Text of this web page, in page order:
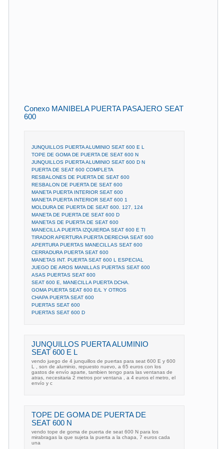
Conexo MANIBELA PUERTA PASAJERO SEAT
600
JUNQUILLOS PUERTA ALUMINIO SEAT 600 E L
TOPE DE GOMA DE PUERTA DE SEAT 600 N
JUNQUILLOS PUERTA ALUMINIO SEAT 600 D N
PUERTA DE SEAT 600 COMPLETA
RESBALONES DE PUERTA DE SEAT 600
RESBALON DE PUERTA DE SEAT 600
MANETA PUERTA INTERIOR SEAT 600
MANETA PUERTA INTERIOR SEAT 600 1
MOLDURA DE PUERTA DE SEAT 600. 127, 124
MANETA DE PUERTA DE SEAT 600 D
MANETAS DE PUERTA DE SEAT 600
MANECILLA PUERTA IZQUIERDA SEAT 600 E TI
TIRADOR APERTURA PUERTA DERECHA SEAT 600
APERTURA PUERTAS MANECILLAS SEAT 600
CERRADURA PUERTA SEAT 600
MANETAS INT. PUERTA SEAT 600 L ESPECIAL
JUEGO DE AROS MANILLAS PUERTAS SEAT 600
ASAS PUERTAS SEAT 600
SEAT 600 E, MANECILLA PUERTA DCHA.
GOMA PUERTA SEAT 600 E/L Y OTROS
CHAPA PUERTA SEAT 600
PUERTAS SEAT 600
PUERTAS SEAT 600 D
JUNQUILLOS PUERTA ALUMINIO
SEAT 600 E L
vendo juego de 4 junquillos de puertas para seat 600 E y 600
L , son de aluminio, repuesto nuevo, a 65 euros con los
gastos de envío aparte, tambien tengo para las ventanas de
atras, necesitaria 2 metros por ventana , a 4 euros el metro, el
envío y c
TOPE DE GOMA DE PUERTA DE
SEAT 600 N
vendo tope de goma de puerta de seat 600 N para los
mirabragas la que sujeta la puerta a la chapa, 7 euros cada
una